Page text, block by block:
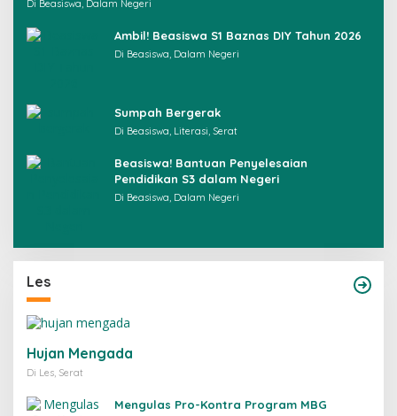
Di Beasiswa, Dalam Negeri
Ambil! Beasiswa S1 Baznas DIY Tahun 2026
Di Beasiswa, Dalam Negeri
Sumpah Bergerak
Di Beasiswa, Literasi, Serat
Beasiswa! Bantuan Penyelesaian
Pendidikan S3 dalam Negeri
Di Beasiswa, Dalam Negeri
Les
Hujan Mengada
Di Les, Serat
Mengulas Pro-Kontra Program MBG